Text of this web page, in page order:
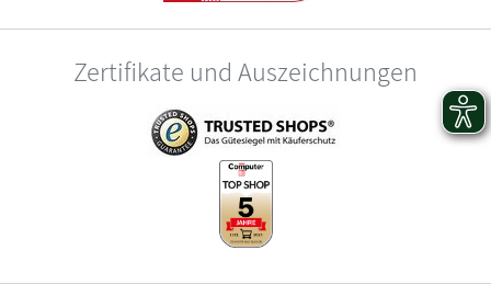
Zertifikate und Auszeichnungen